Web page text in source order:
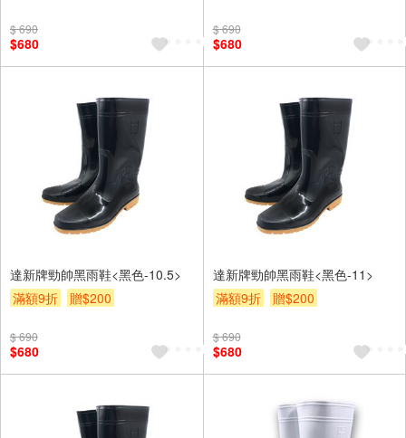
$ 690
$680
$ 690
$680
達新牌勁帥黑雨鞋<黑色-10.5>
滿額9折
贈$200
$ 690
$680
達新牌勁帥黑雨鞋<黑色-11>
滿額9折
贈$200
$ 690
$680